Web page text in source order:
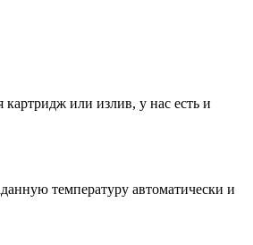
или излив, у нас есть и
температуру автоматически и